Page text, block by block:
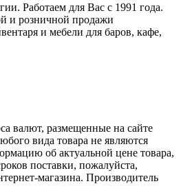
Работаем для Вас с 1991 года.
и розничной продажи
и мебели для баров, кафе,
валют, размещенные на сайте
вида товара не являются
об актуальной цене товара,
поставки, пожалуйста,
магазина. Производитель